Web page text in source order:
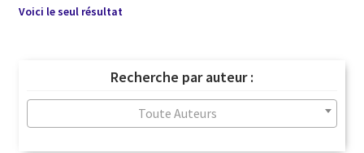
Voici le seul résultat
Recherche par auteur :
Toute Auteurs